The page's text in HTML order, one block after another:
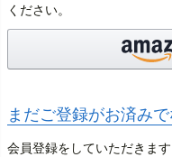
ください。
まだご登録がお済み
会員登録をしていただきま